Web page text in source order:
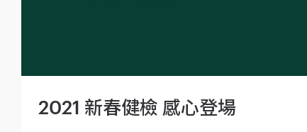
2021 新春健檢 感心登場